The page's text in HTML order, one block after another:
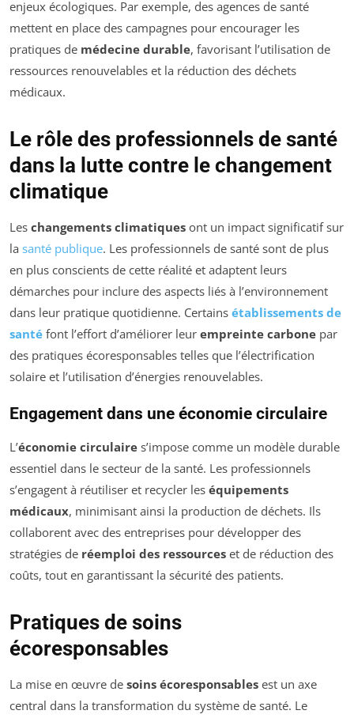
enjeux écologiques. Par exemple, des agences de santé
mettent en place des campagnes pour encourager les
pratiques de médecine durable, favorisant l’utilisation de
ressources renouvelables et la réduction des déchets
médicaux.
Le rôle des professionnels de santé
dans la lutte contre le changement
climatique
Les changements climatiques ont un impact significatif sur
la santé publique. Les professionnels de santé sont de plus
en plus conscients de cette réalité et adaptent leurs
démarches pour inclure des aspects liés à l’environnement
dans leur pratique quotidienne. Certains établissements de
santé font l’effort d’améliorer leur empreinte carbone par
des pratiques écoresponsables telles que l’électrification
solaire et l’utilisation d’énergies renouvelables.
Engagement dans une économie circulaire
L’économie circulaire s’impose comme un modèle durable
essentiel dans le secteur de la santé. Les professionnels
s’engagent à réutiliser et recycler les équipements
médicaux, minimisant ainsi la production de déchets. Ils
collaborent avec des entreprises pour développer des
stratégies de réemploi des ressources et de réduction des
coûts, tout en garantissant la sécurité des patients.
Pratiques de soins
écoresponsables
La mise en œuvre de soins écoresponsables est un axe
central dans la transformation du système de santé. Le